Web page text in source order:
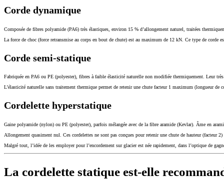
Corde dynamique
Composée de fibres polyamide (PA6) très élastiques, environ 15 % d’allongement naturel, traitées
La force de choc (force retransmise au corps en bout de chute) est au maximum de 12 kN. Ce type de corde
Corde semi-statique
Fabriquée en PA6 ou PE (polyester), fibres à faible élasticité naturelle non modifiée thermiquement. Leur
L’élasticité naturelle sans traitement thermique permet de retenir une chute facteur 1 maximum (longueur de
Cordelette hyperstatique
Gaine polyamide (nylon) ou PE (polyester), parfois mélangée avec de la fibre aramide (Kevlar). Âme en
Allongement quasiment nul. Ces cordelettes ne sont pas conçues pour retenir une chute de hauteur (facteur
Malgré tout, l’idée de les employer pour l’encordement sur glacier est née rapidement, dans l’optique de
La cordelette statique est-elle